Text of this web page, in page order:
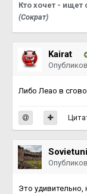
Кто хочет - ищет
(Сократ)
Kairat
Либо Леао в
Это